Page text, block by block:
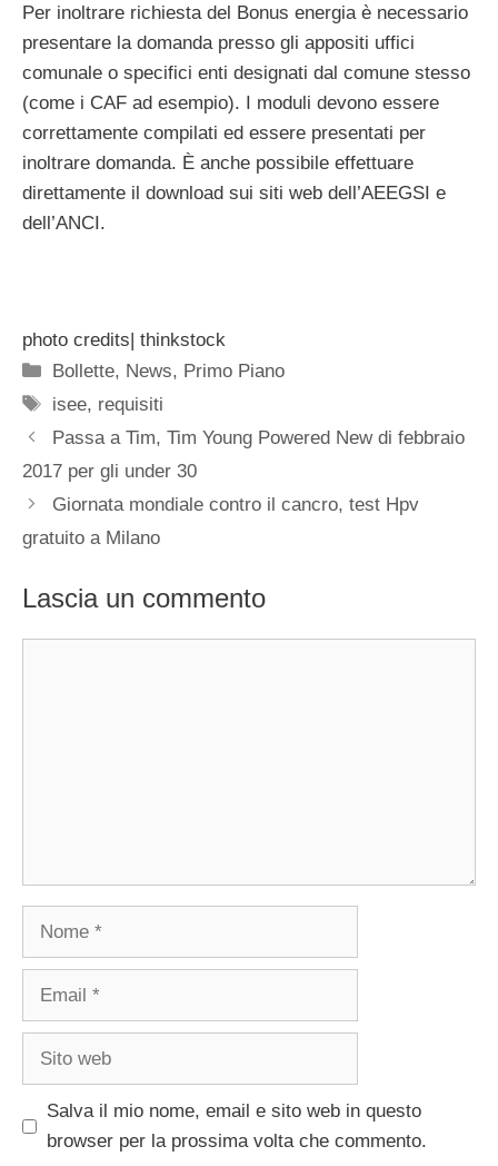
Per inoltrare richiesta del Bonus energia è necessario
presentare la domanda presso gli appositi uffici
comunale o specifici enti designati dal comune stesso
(come i CAF ad esempio). I moduli devono essere
correttamente compilati ed essere presentati per
inoltrare domanda. È anche possibile effettuare
direttamente il download sui siti web dell’AEEGSI e
dell’ANCI.
photo credits| thinkstock
Categorie
Bollette, News, Primo Piano
Tag
isee, requisiti
Passa a Tim, Tim Young Powered New di febbraio
2017 per gli under 30
Giornata mondiale contro il cancro, test Hpv
gratuito a Milano
Lascia un commento
Nome
Email
Sito
Salva il mio nome, email e sito web in questo
browser per la prossima volta che commento.